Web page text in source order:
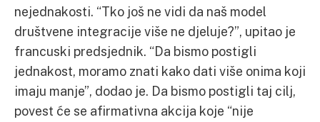
nejednakosti. “Tko još ne vidi da naš model
društvene integracije više ne djeluje?”, upitao je
francuski predsjednik. “Da bismo postigli
jednakost, moramo znati kako dati više onima koji
imaju manje”, dodao je. Da bismo postigli taj cilj,
povest će se afirmativna akcija koje “nije